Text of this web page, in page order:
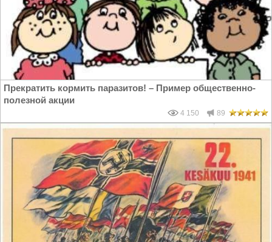
Прекратить кормить паразитов! – Пример общественно-
полезной акции
4 150 89